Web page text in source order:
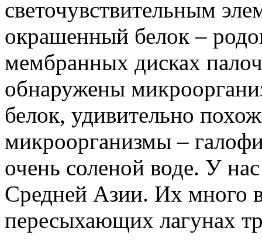
светочувствительным
окрашенный белок –
мембранных дисках
обнаружены
белок, удивительно
микроорганизмы –
очень соленой воде. У
Средней Азии. Их много
пересыхающих лагунах